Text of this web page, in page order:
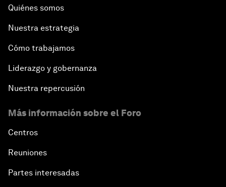
Quiénes somos
Nuestra estrategia
Cómo trabajamos
Liderazgo y gobernanza
Nuestra repercusión
Más información sobre el Foro
Centros
Reuniones
Partes interesadas